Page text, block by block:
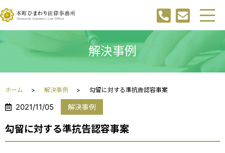
解決事例
ホーム 解決事例 勾留に対する準抗告認容事案
2021/11/05 解決事例
勾留に対する準抗告認容事案